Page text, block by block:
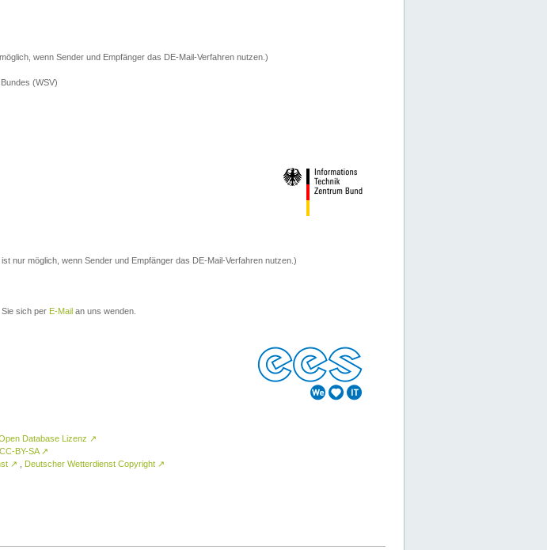
wenn Sender und Empfänger das DE-Mail-Verfahren nutzen.)
(WSV)
nur möglich, wenn Sender und Empfänger das DE-Mail-Verfahren nutzen.)
sich per E-Mail an uns wenden.
Database Lizenz ↗
CC-BY-SA ↗
↗ Deutscher Wetterdienst Copyright ↗